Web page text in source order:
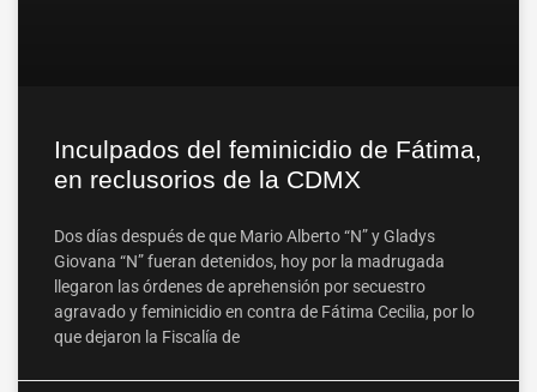
Inculpados del feminicidio de Fátima,
en reclusorios de la CDMX
Dos días después de que Mario Alberto “N” y Gladys
Giovana “N” fueran detenidos, hoy por la madrugada
llegaron las órdenes de aprehensión por secuestro
agravado y feminicidio en contra de Fátima Cecilia, por lo
que dejaron la Fiscalía de